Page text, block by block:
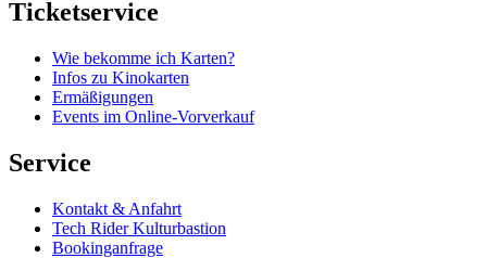
Ticketservice
Wie bekomme ich Karten?
Infos zu Kinokarten
Ermäßigungen
Events im Online-Vorverkauf
Service
Kontakt & Anfahrt
Tech Rider Kulturbastion
Bookinganfrage